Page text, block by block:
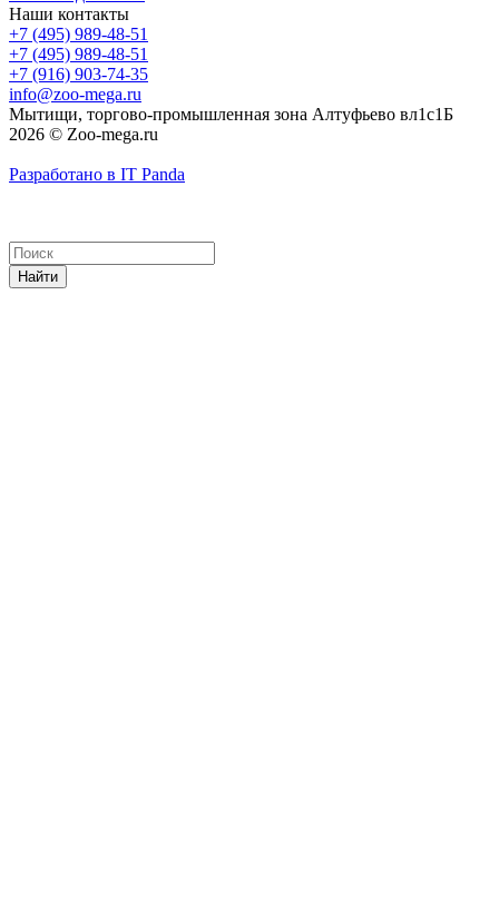
Наши контакты
+7 (495) 989-48-51
+7 (495) 989-48-51
+7 (916) 903-74-35
info@zoo-mega.ru
Мытищи, торгово-промышленная зона Алтуфьево вл1с1Б
2026 © Zoo-mega.ru
Разработано в IT Panda
Найти